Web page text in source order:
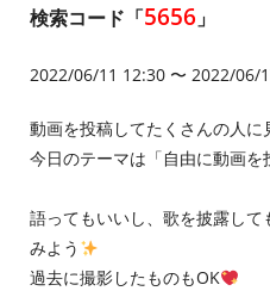
検索コード「5656 」
2022/06/11 12:30 〜 2022/06/
動画を投稿してたくさんの人に
今日のテーマは「自由に動画を
語ってもいいし、歌を披露して
みよう
過去に撮影したものもOK